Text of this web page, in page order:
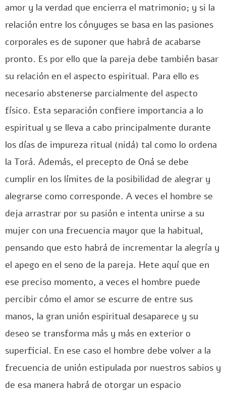
amor y la verdad que encierra el matrimonio; y si la
relación entre los cónyuges se basa en las pasiones
corporales es de suponer que habrá de acabarse
pronto. Es por ello que la pareja debe también basar
su relación en el aspecto espiritual. Para ello es
necesario abstenerse parcialmente del aspecto
físico. Esta separación confiere importancia a lo
espiritual y se lleva a cabo principalmente durante
los días de impureza ritual (nidá) tal como lo ordena
la Torá. Además, el precepto de Oná se debe
cumplir en los límites de la posibilidad de alegrar y
alegrarse como corresponde. A veces el hombre se
deja arrastrar por su pasión e intenta unirse a su
mujer con una frecuencia mayor que la habitual,
pensando que esto habrá de incrementar la alegría y
el apego en el seno de la pareja. Hete aquí que en
ese preciso momento, a veces el hombre puede
percibir cómo el amor se escurre de entre sus
manos, la gran unión espiritual desaparece y su
deseo se transforma más y más en exterior o
superficial. En ese caso el hombre debe volver a la
frecuencia de unión estipulada por nuestros sabios y
de esa manera habrá de otorgar un espacio